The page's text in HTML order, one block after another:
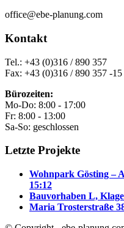
office@ebe-planung.com
Kontakt
Tel.: +43 (0)316 / 890 357
Fax: +43 (0)316 / 890 357 -15
Bürozeiten:
Mo-Do: 8:00 - 17:00
Fr: 8:00 - 13:00
Sa-So: geschlossen
Letzte Projekte
Wohnpark Gösting –
15:12
Bauvorhaben L,
Maria Trosterstraße